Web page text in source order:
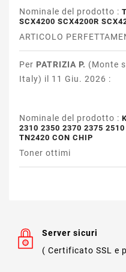
Nominale del prodotto :
SCX4200 SCX4200R
ARTICOLO
Per PATRIZIA P. (Monte
Italy) il 11 Giu. 2026 :
Nominale del prodotto :
2310 2350 2370 2375
TN2420 CON CHIP
Toner ottimi
Server sicuri
( Certificato SSL e